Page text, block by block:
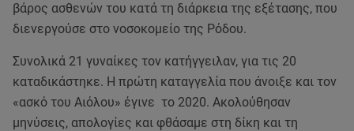
βάρος ασθενών του κατά τη διάρκεια της εξέτασης, που
διενεργούσε στο νοσοκομείο της Ρόδου.
Συνολικά 21 γυναίκες τον κατήγγειλαν, για τις 20
καταδικάστηκε. Η πρώτη καταγγελία που άνοιξε και τον
«ασκό του Αιόλου» έγινε το 2020. Ακολούθησαν
μηνύσεις, απολογίες και φθάσαμε στη δίκη και τη